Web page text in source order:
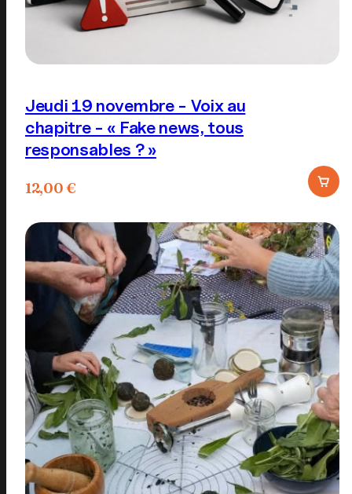
Jeudi 19 novembre - Voix au
chapitre - « Fake news, tous
responsables ? »
12,00€